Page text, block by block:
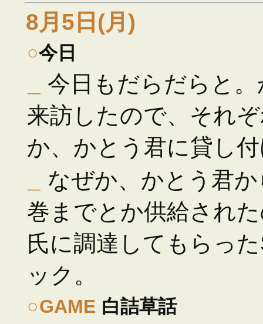
8月5日(月)
○今日
今日もだらだらと
来訪したので、それ
か、かとう君に貸し
なぜか、かとう君
巻までとか供給され
氏に調達してもらっ
ック。
○GAME 白詰草話